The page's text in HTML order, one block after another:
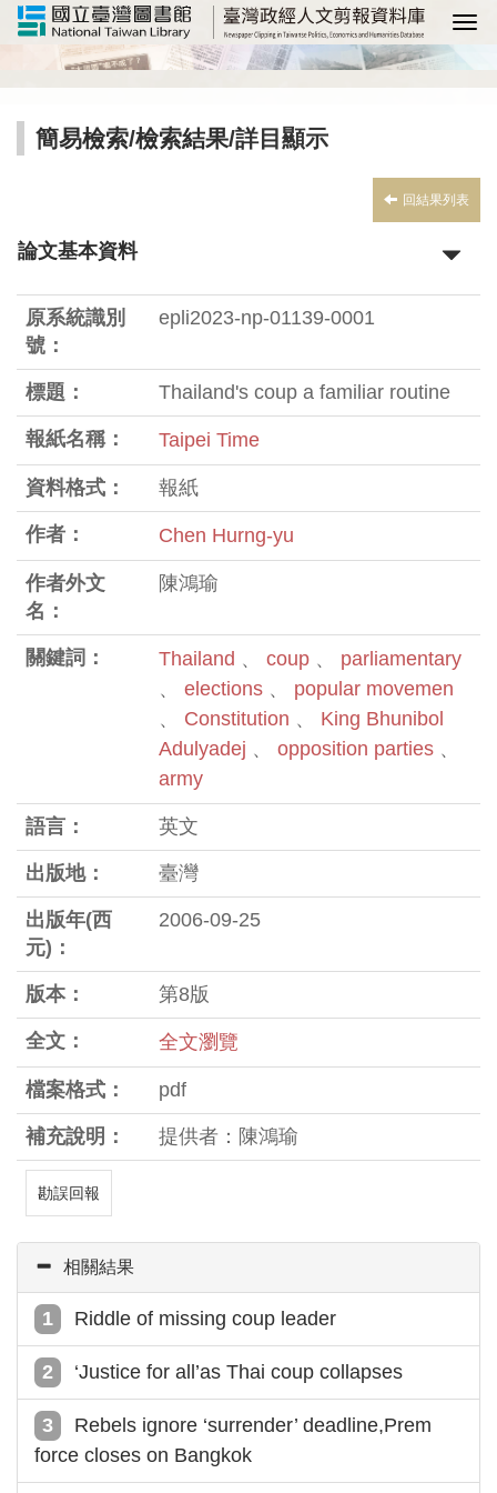
選
簡易檢索/檢索結果/詳目顯示
回結果列表
論文基本資料
原系統識別
號：
epli2023-np-01139-0001
標題： Thailand's coup a familiar routine
報紙名稱： Taipei Time
資料格式： 報紙
作者： Chen Hurng-yu
作者外文
名：
陳鴻瑜
關鍵詞： Thailand 、 coup 、 parliamentary
、 elections 、 popular movemen
、 Constitution 、 King Bhunibol
Adulyadej 、 opposition parties 、
army
語言： 英文
出版地： 臺灣
出版年(西
元)：
2006-09-25
版本： 第8版
全文： 全文瀏覽
檔案格式： pdf
補充說明： 提供者：陳鴻瑜
勘誤回報
相關結果
Riddle of missing coup leader
‘Justice for all’as Thai coup collapses
Rebels ignore ‘surrender’ deadline,Prem
force closes on Bangkok